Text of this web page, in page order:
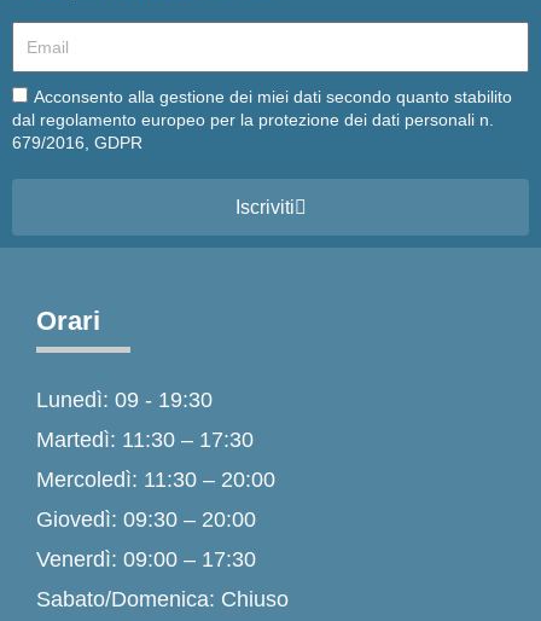
Email
Email
Acconsento alla gestione dei miei dati secondo quanto stabilito
dal regolamento europeo per la protezione dei dati personali n.
679/2016, GDPR
Iscriviti
Orari
Lunedì: 09 - 19:30
Martedì: 11:30 – 17:30
Mercoledì: 11:30 – 20:00
Giovedì: 09:30 – 20:00
Venerdì: 09:00 – 17:30
Sabato/Domenica: Chiuso